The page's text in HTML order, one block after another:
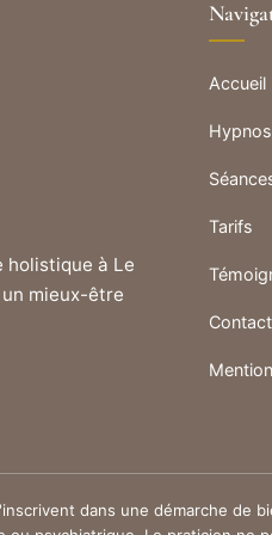
holistique à Le
mieux-être
Accueil
Tarifs
Contact
dans une démarche de